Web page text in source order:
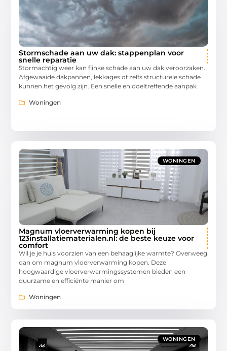
Stormschade aan uw dak: stappenplan voor
snelle reparatie
Stormachtig weer kan flinke schade aan uw dak veroorzaken.
Afgewaaide dakpannen, lekkages of zelfs structurele schade
kunnen het gevolg zijn. Een snelle en doeltreffende aanpak
Woningen
WONINGEN
Magnum vloerverwarming kopen bij
123installatiematerialen.nl: de beste keuze voor
comfort
Wil je je huis voorzien van een behaaglijke warmte? Overweeg
dan om magnum vloerverwarming kopen. Deze
hoogwaardige vloerverwarmingssystemen bieden een
duurzame en efficiënte manier om
Woningen
WONINGEN